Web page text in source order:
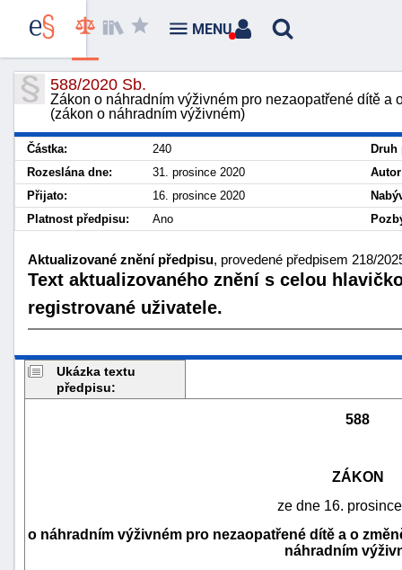
588/2020 Sb.
Zákon o náhradním výživném pro nezaopatřené dítě a
(zákon o náhradním výživném)
Částka: 240
Druh
Rozeslána dne:
31. prosince 2020
Přijato:
16. prosince 2020
Platnost předpisu:
Ano
Aktualizované znění předpisu, provedené předpisem 218/
Text aktualizovaného znění s celou
registrované uživatele.
Ukázka textu
předpisu:
588
ZÁKON
ze dne 16.
o náhradním výživném pro nezaopatřené dítě a o
náhradním
MENU